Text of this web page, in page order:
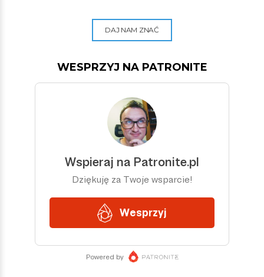
DAJ NAM ZNAĆ
WESPRZYJ NA PATRONITE